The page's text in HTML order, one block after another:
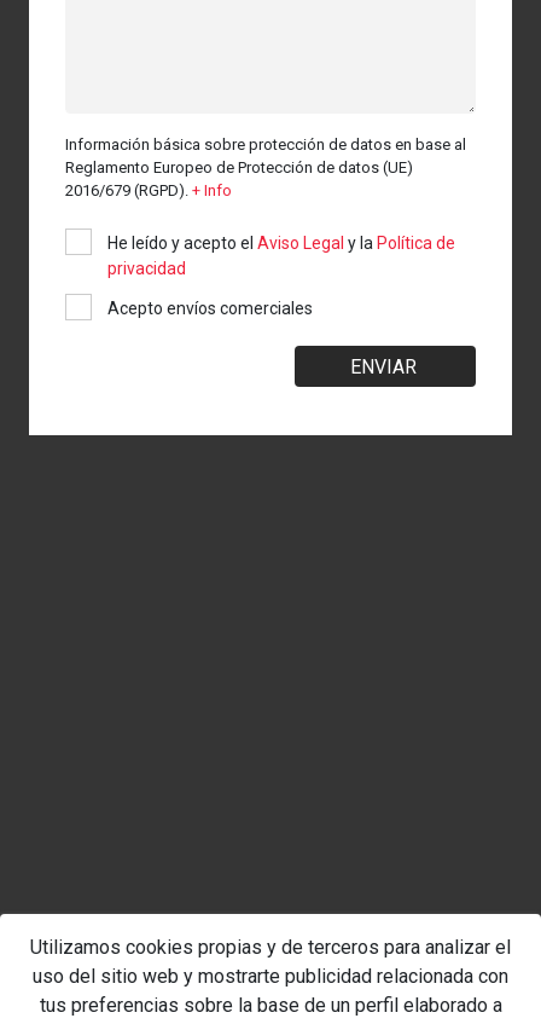
Información básica sobre protección de datos en base al
Reglamento Europeo de Protección de datos (UE)
2016/679 (RGPD). + Info
He leído y acepto el Aviso Legal y la Política de
privacidad
Acepto envíos comerciales
ENVIAR
Utilizamos cookies propias y de terceros para analizar el
uso del sitio web y mostrarte publicidad relacionada con
tus preferencias sobre la base de un perfil elaborado a